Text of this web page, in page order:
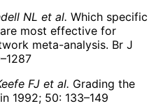
NL et al. Which specific
most effective for
meta-analysis. Br J
FJ et al. Grading the
1992; 50: 133–149